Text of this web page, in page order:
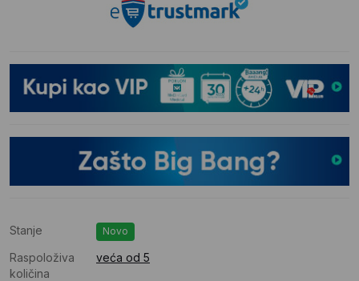
Stanje Novo
Raspoloživa
količina
veća od 5